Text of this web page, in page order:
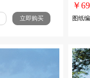
立即购买
￥
图纸编